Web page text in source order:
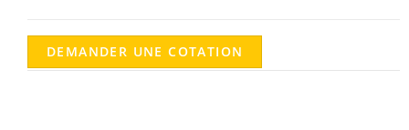
DEMANDER UNE COTATION